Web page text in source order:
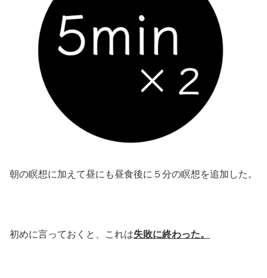
朝の瞑想に加えて昼にも昼食後に５分の瞑想を追加した。
初めに言っておくと、これは失敗に終わった。